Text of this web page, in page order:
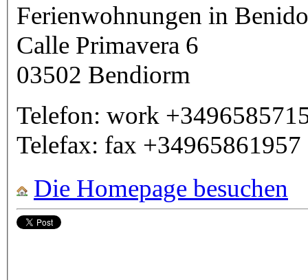
Ferienwohnungen in
Calle Primavera 6
03502 Bendiorm
Telefon: work
Telefax: fax +34965861957
Die Homepage besuchen